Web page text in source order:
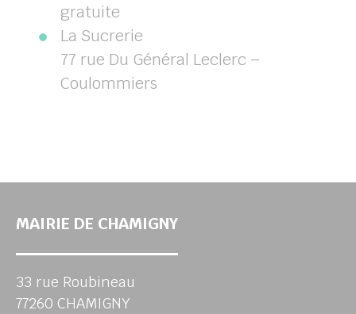
gratuite
La Sucrerie
77 rue Du Général Leclerc –
Coulommiers
MAIRIE DE CHAMIGNY
33 rue Roubineau
77260 CHAMIGNY